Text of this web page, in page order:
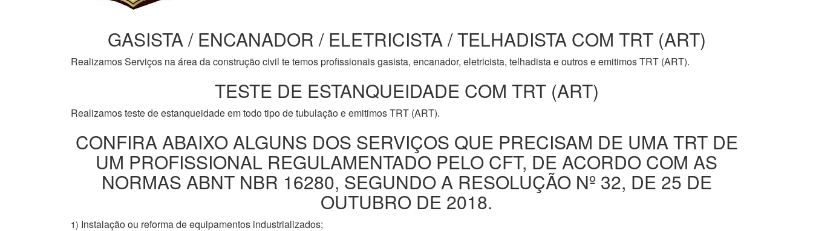
GASISTA / ENCANADOR / ELETRICISTA / TELHADISTA COM TRT (ART)
Realizamos Serviços na área da construção civil te temos profissionais gasista, encanador, eletricista, telhadista e outros e emitimos TRT (ART).
TESTE DE ESTANQUEIDADE COM TRT (ART)
Realizamos teste de estanqueidade em todo tipo de tubulação e emitimos TRT (ART).
CONFIRA ABAIXO ALGUNS DOS SERVIÇOS QUE PRECISAM DE UMA TRT DE
UM PROFISSIONAL REGULAMENTADO PELO CFT, DE ACORDO COM AS
NORMAS ABNT NBR 16280, SEGUNDO A RESOLUÇÃO Nº 32, DE 25 DE
OUTUBRO DE 2018.
1) Instalação ou reforma de equipamentos industrializados;